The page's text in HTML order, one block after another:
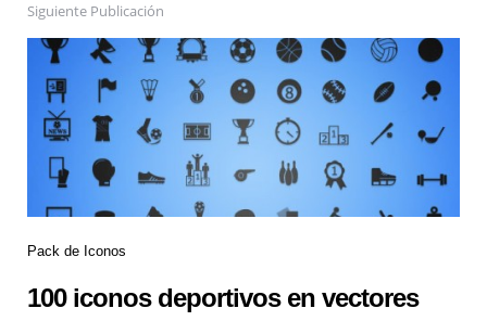
Siguiente Publicación
Pack de Iconos
100 iconos deportivos en vectores